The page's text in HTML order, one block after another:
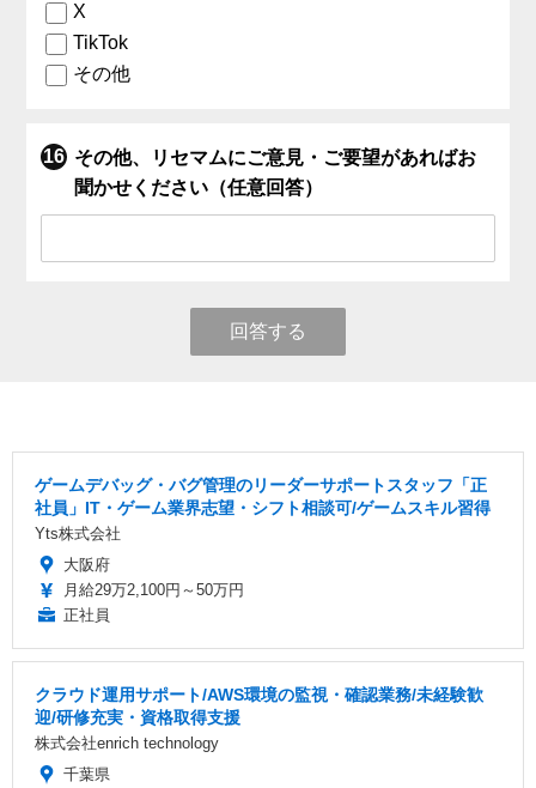
X
TikTok
その他
その他、リセマムにご意見・ご要望があればお
聞かせください（任意回答）
回答する
ゲームデバッグ・バグ管理のリーダーサポートスタッフ「正
社員」IT・ゲーム業界志望・シフト相談可/ゲームスキル習得
Yts株式会社
大阪府
月給29万2,100円～50万円
正社員
クラウド運用サポート/AWS環境の監視・確認業務/未経験歓
迎/研修充実・資格取得支援
株式会社enrich technology
千葉県